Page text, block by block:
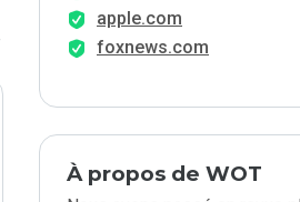
apple.com
foxnews.com
À propos de WOT